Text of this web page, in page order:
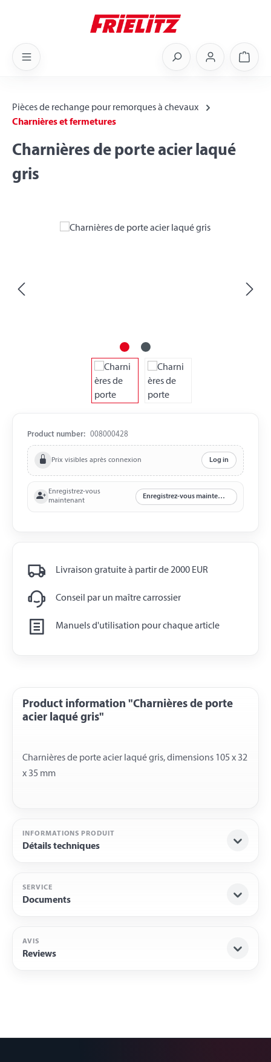
Pièces de rechange pour remorques à chevaux
Charnières et fermetures
Charnières de porte acier laqué
gris
Skip image gallery
Product number: 008000428
Prix visibles après connexion Log in
Enregistrez-vous
maintenant
Enregistrez-vous maintenant
Livraison gratuite à partir de 2000 EUR
Conseil par un maître carrossier
Manuels d'utilisation pour chaque article
Product information "Charnières de porte
acier laqué gris"
Charnières de porte acier laqué gris, dimensions 105 x 32
INFORMATIONS PRODUIT
Détails techniques
SERVICE
Documents
AVIS
Reviews